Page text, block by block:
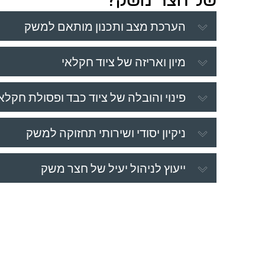
הערכת מצב ותכנון מותאם למשק
מיון ואריזה של ציוד חקלאי
פינוי והובלה של ציוד כבד ופסולת
ניקיון יסודי ושירותי תחזוקה למשק
ייעוץ לניהול יעיל של חצר משק